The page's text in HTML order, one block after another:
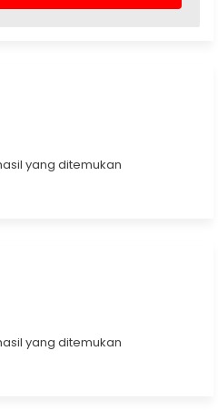
yang ditemukan
yang ditemukan